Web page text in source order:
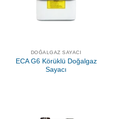
DOĞALGAZ SAYACI
ECA G6 Körüklü Doğalgaz
Sayacı